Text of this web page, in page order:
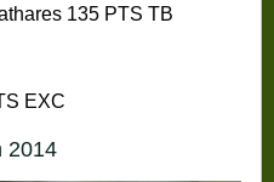
135 PTS TB
EXC
2014